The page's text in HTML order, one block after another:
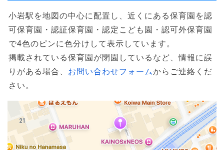
小岩駅を地図の中心に配置し、近くにある保育園を認
可保育園・認証保育園・認定こども園・認可外保育園
で4色のピンに色分けして表示しています。
掲載されている保育園が閉園しているなど、情報に誤
りがある場合、 お問い合わせフォームからご連絡くだ
さい。